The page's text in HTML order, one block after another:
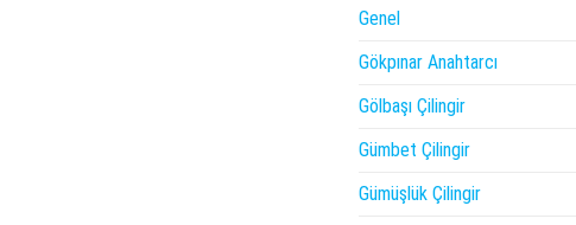
Genel
Gökpınar Anahtarcı
Gölbaşı Çilingir
Gümbet Çilingir
Gümüşlük Çilingir